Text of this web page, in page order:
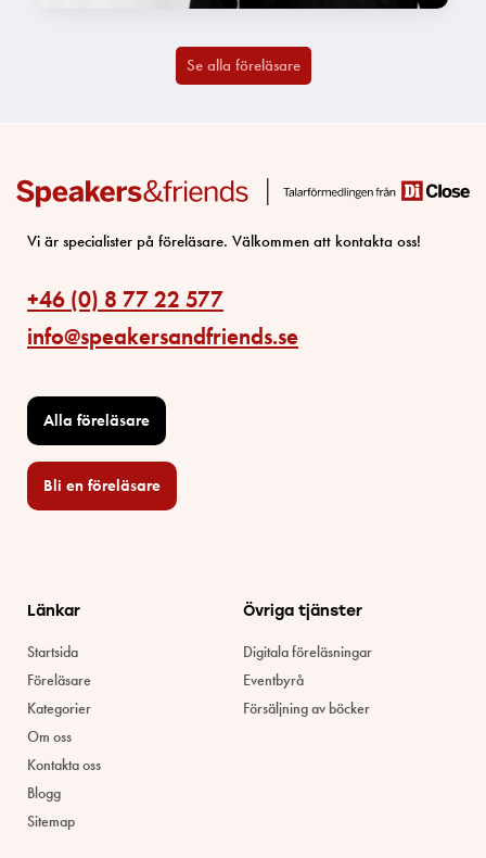
Se alla föreläsare
Vi är specialister på föreläsare. Välkommen att kontakta oss!
+46 (0) 8 77 22 577
info@speakersandfriends.se
Alla föreläsare
Bli en föreläsare​
Länkar
Startsida
Föreläsare
Kategorier
Om oss
Kontakta oss
Blogg
Sitemap
Övriga tjänster
Digitala föreläsningar
Eventbyrå
Försäljning av böcker